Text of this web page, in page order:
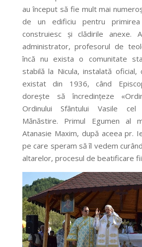
au început să fie mult mai
de un edificiu pentru
construiesc și clădirile anexe.
administrator, profesorul de
încă nu exista o comunitate
stabilă la Nicula, instalată oficial,
existat din 1936, când
dorește să încredințeze
Ordinului Sfântului Vasile cel
Mănăstire. Primul Egumen al
Atanasie Maxim, după aceea pr.
pe care speram să îl vedem
altarelor, procesul de beatificare